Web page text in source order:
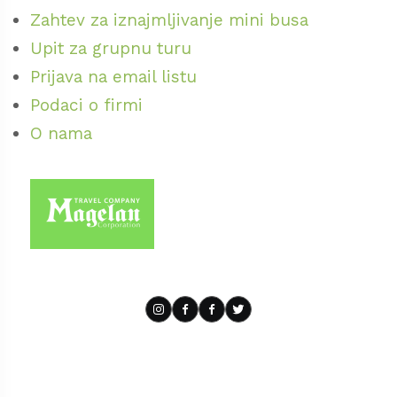
pomisao na Sjenicu vam bude asocijacija i
čuveni Sjenički sir - jedan od najboljih sireva
čitavog Balkana. No šansu treba dati i
se zaključiti da u Sjenici uživaju sva čula, što
je čini nezaobilaznom destinacijom za
Zahtev za iznajmljivanje mini busa
Upit za grupnu turu
Prijava na email listu
Podaci o firmi
O nama